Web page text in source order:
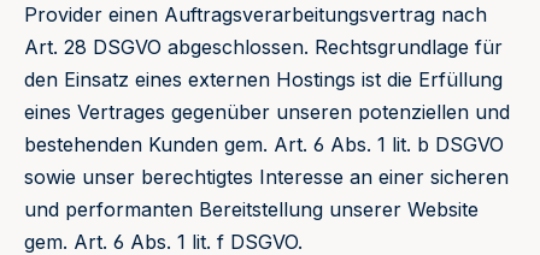
Provider einen Auftragsverarbeitungsvertrag nach
Art. 28 DSGVO abgeschlossen. Rechtsgrundlage für
den Einsatz eines externen Hostings ist die Erfüllung
eines Vertrages gegenüber unseren potenziellen und
bestehenden Kunden gem. Art. 6 Abs. 1 lit. b DSGVO
sowie unser berechtigtes Interesse an einer sicheren
und performanten Bereitstellung unserer Website
gem. Art. 6 Abs. 1 lit. f DSGVO.